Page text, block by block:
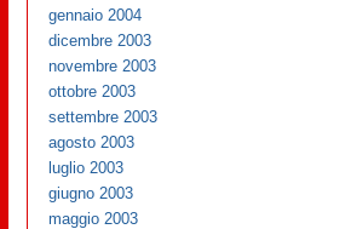
gennaio 2004
dicembre 2003
novembre 2003
ottobre 2003
settembre 2003
agosto 2003
luglio 2003
giugno 2003
maggio 2003